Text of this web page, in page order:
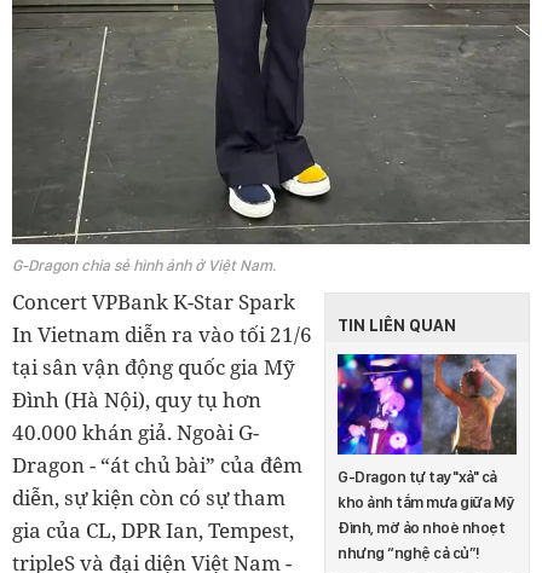
G-Dragon chia sẻ hình ảnh ở Việt Nam.
TIN LIÊN QUAN
G-Dragon tự tay "xả" cả
kho ảnh tắm mưa giữa Mỹ
Đình, mờ ảo nhoè nhoẹt
nhưng “nghệ cả củ”!
Concert VPBank K-Star Spark
In Vietnam diễn ra vào tối 21/6
tại sân vận động quốc gia Mỹ
Đình (Hà Nội), quy tụ hơn
40.000 khán giả. Ngoài G-
Dragon - “át chủ bài” của đêm
diễn, sự kiện còn có sự tham
gia của CL, DPR Ian, Tempest,
tripleS và đại diện Việt Nam -